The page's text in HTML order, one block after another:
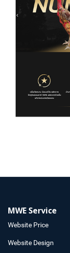
MWE Service
Website Price
Website Design